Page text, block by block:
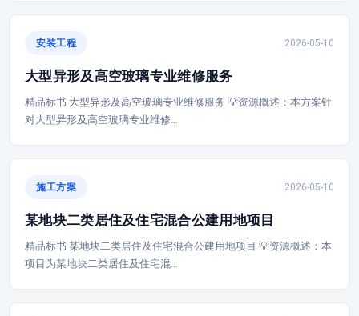
安装工程 2026-05-10
大型异形及高空玻璃专业维修服务
精品标书 大型异形及高空玻璃专业维修服务 💡资源概述：本方案针
对大型异形及高空玻璃专业维修…
施工方案 2026-05-10
某地块二类居住及住宅混合公建用地项目
精品标书 某地块二类居住及住宅混合公建用地项目 💡资源概述：本
项目为某地块二类居住及住宅混…